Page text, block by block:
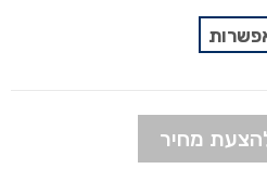
מחיר